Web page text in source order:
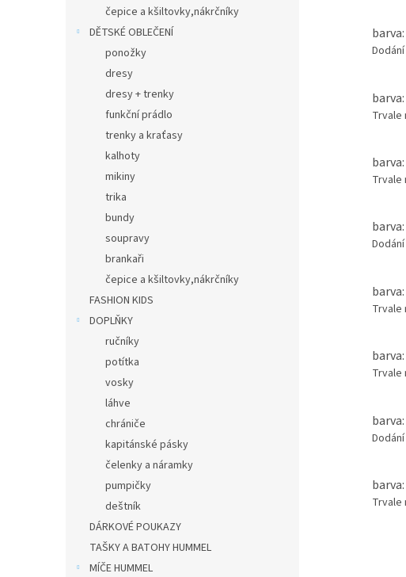
čepice a kšiltovky,nákrčníky
DĚTSKÉ OBLEČENÍ
ponožky
dresy
dresy + trenky
funkční prádlo
trenky a kraťasy
kalhoty
mikiny
trika
bundy
soupravy
brankaři
čepice a kšiltovky,nákrčníky
FASHION KIDS
DOPLŇKY
ručníky
potítka
vosky
láhve
chrániče
kapitánské pásky
čelenky a náramky
pumpičky
deštník
DÁRKOVÉ POUKAZY
TAŠKY A BATOHY HUMMEL
MÍČE HUMMEL
Trvale
Trvale
Trvale
Trvale
Trvale